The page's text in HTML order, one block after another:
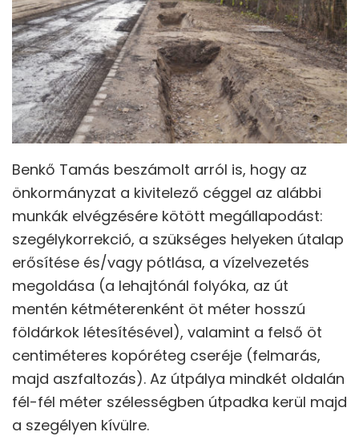
Benkő Tamás beszámolt arról is, hogy az
önkormányzat a kivitelező céggel az alábbi
munkák elvégzésére kötött megállapodást:
szegélykorrekció, a szükséges helyeken útalap
erősítése és/vagy pótlása, a vízelvezetés
megoldása (a lehajtónál folyóka, az út
mentén kétméterenként öt méter hosszú
földárkok létesítésével), valamint a felső öt
centiméteres kopóréteg cseréje (felmarás,
majd aszfaltozás). Az útpálya mindkét oldalán
fél-fél méter szélességben útpadka kerül majd
a szegélyen kívülre.